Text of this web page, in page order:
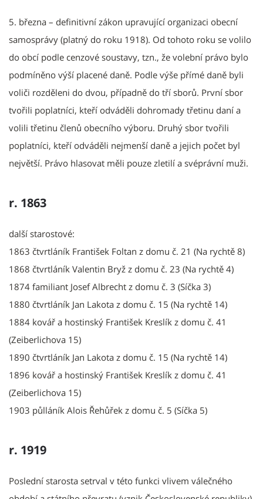
5. března – definitivní zákon upravující organizaci obecní
samosprávy (platný do roku 1918). Od tohoto roku se volilo
do obcí podle cenzové soustavy, tzn., že volební právo bylo
podmíněno výší placené daně. Podle výše přímé daně byli
voliči rozděleni do dvou, případně do tří sborů. První sbor
tvořili poplatníci, kteří odváděli dohromady třetinu daní a
volili třetinu členů obecního výboru. Druhý sbor tvořili
poplatníci, kteří odváděli nejmenší daně a jejich počet byl
největší. Právo hlasovat měli pouze zletilí a svéprávní muži.
r. 1863
další starostové:
1863 čtvrtláník František Foltan z domu č. 21 (Na rychtě 8)
1868 čtvrtláník Valentin Bryž z domu č. 23 (Na rychtě 4)
1874 familiant Josef Albrecht z domu č. 3 (Síčka 3)
1880 čtvrtláník Jan Lakota z domu č. 15 (Na rychtě 14)
1884 kovář a hostinský František Kreslík z domu č. 41
(Zeiberlichova 15)
1890 čtvrtláník Jan Lakota z domu č. 15 (Na rychtě 14)
1896 kovář a hostinský František Kreslík z domu č. 41
(Zeiberlichova 15)
1903 půlláník Alois Řehůřek z domu č. 5 (Síčka 5)
r. 1919
Poslední starosta setrval v této funkci vlivem válečného